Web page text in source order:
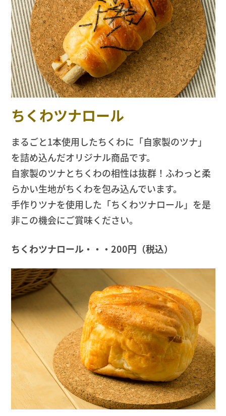
ちくわツナロール
まるごと1本使用したちくわに「自家製のツナ」
を詰め込んだオリジナル商品です。
自家製のツナとちくわの相性は抜群！ふわっと柔
らかい生地がちくわを包み込んでいます。
手作りツナを使用した「ちくわツナロール」を是
非この機会にご賞味ください。
ちくわツナロール・・・200円（税込）